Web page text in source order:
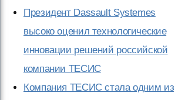
Президент Dassault Systemes
высоко оценил технологические
инновации решений российской
компании ТЕСИС
Компания ТЕСИС стала одним из